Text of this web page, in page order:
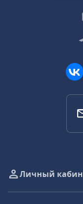
Личный